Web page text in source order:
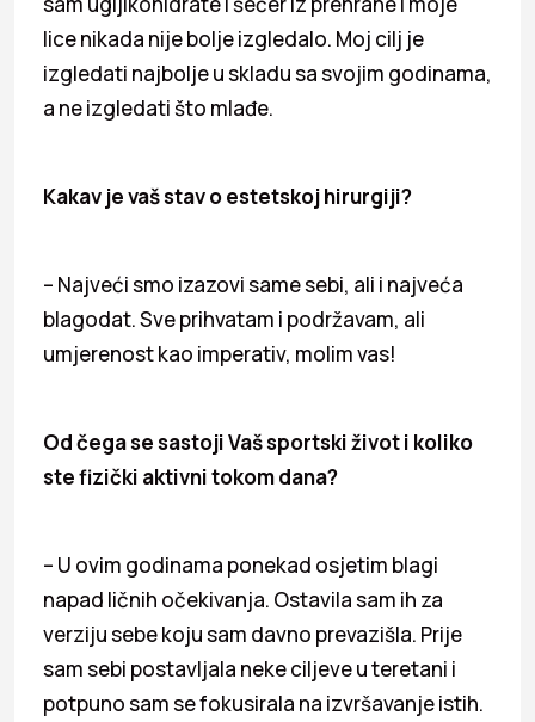
lice nikada nije bolje izgledalo. Moj cilj je
izgledati najbolje u skladu sa svojim godinama,
a ne izgledati što mlađe.
Kakav je vaš stav o estetskoj hirurgiji?
– Najveći smo izazovi same sebi, ali i najveća
blagodat. Sve prihvatam i podržavam, ali
umjerenost kao imperativ, molim vas!
Od čega se sastoji Vaš sportski život i koliko
ste fizički aktivni tokom dana?
– U ovim godinama ponekad osjetim blagi
napad ličnih očekivanja. Ostavila sam ih za
verziju sebe koju sam davno prevazišla. Prije
sam sebi postavljala neke ciljeve u teretani i
potpuno sam se fokusirala na izvršavanje istih.